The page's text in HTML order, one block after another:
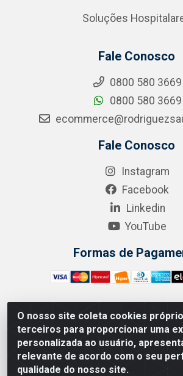
O nosso site coleta cookies
terceiros para proporcionar uma
personalizada ao usuário,
relevante de acordo com o seu
qualidade do nosso site.
Soluções
Fale Conosco
0800 580 3669
0800 580 3669
Fale Conosco
Instagram
Facebook
Linkedin
YouTube
Formas de
A.R. RODRIGUEZ SOLUÇÕES EM
Joaquim Nabuco, 2235 - Centro,
69020-031 - CNPJ 04.562.591/